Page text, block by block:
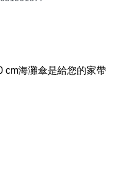
cm海灘傘是給您的家帶